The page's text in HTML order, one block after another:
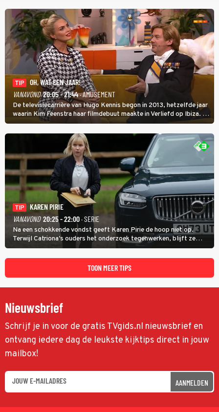
TIP
OH, WAT EEN JAAR!
VANAVOND 20:05 - 21:44· AMUSEMENT
De televisiecarrière van Hugo Kennis begon in 2013, hetzelfde jaar
waarin Kim Feenstra haar filmdebuut maakte in Verliefd op Ibiza. In
Oh, Wat een Jaar! wordt duidelijk wat ze nog meer weten van het
jaar waarin ze allebei eindtwintigers waren.
TIP
KAREN PIRIE
VANAVOND 20:25 - 22:00· SERIE
Na een schokkende vondst geeft Karen Pirie de hoop niet op.
Terwijl Catriona's ouders het onderzoek tegenwerken, blijft ze
speuren naar Adam. In deze slotaflevering van Karen Pirie leidt het
spoor via Frankrijk en Italië naar Malta.
TOON MEER TIPS
Nieuwsbrief
Schrijf je in voor de gratis TVgids.nl nieuwsbrief en
ontvang iedere dag de leukste kijktips direct in jouw
mailbox!
AANMELDEN